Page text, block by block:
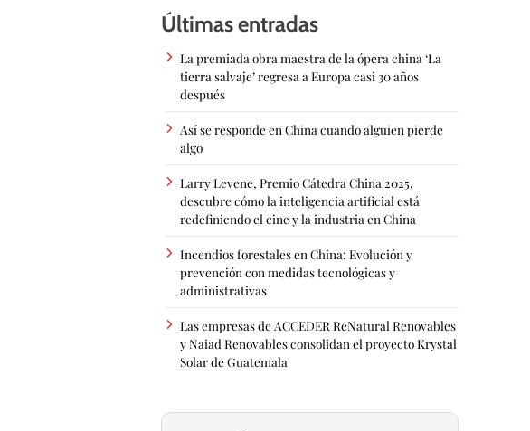
Últimas entradas
La premiada obra maestra de la ópera china ‘La
tierra salvaje’ regresa a Europa casi 30 años
después
Así se responde en China cuando alguien pierde
algo
Larry Levene, Premio Cátedra China 2025,
descubre cómo la inteligencia artificial está
redefiniendo el cine y la industria en China
Incendios forestales en China: Evolución y
prevención con medidas tecnológicas y
administrativas
Las empresas de ACCEDER ReNatural Renovables
y Naiad Renovables consolidan el proyecto Krystal
Solar de Guatemala